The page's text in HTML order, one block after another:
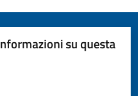
su questa